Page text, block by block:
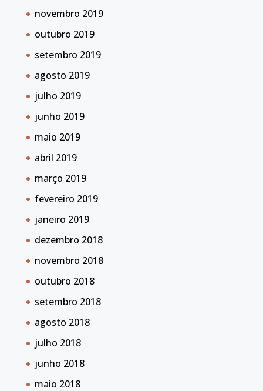
novembro 2019
outubro 2019
setembro 2019
agosto 2019
julho 2019
junho 2019
maio 2019
abril 2019
março 2019
fevereiro 2019
janeiro 2019
dezembro 2018
novembro 2018
outubro 2018
setembro 2018
agosto 2018
julho 2018
junho 2018
maio 2018